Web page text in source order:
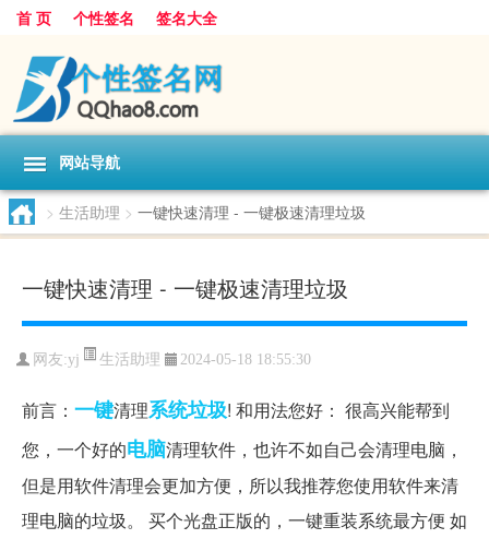
首 页 个性签名 签名大全
网站导航
> 生活助理 > 一键快速清理 - 一键极速清理垃圾
一键快速清理 - 一键极速清理垃圾
网友:yj 生活助理 2024-05-18 18:55:30
前言： 一键清理系统垃圾! 和用法您好： 很高兴能帮到
您，一个好的电脑清理软件，也许不如自己会清理电脑，
但是用软件清理会更加方便，所以我推荐您使用软件来清
理电脑的垃圾。 买个光盘正版的，一键重装系统最方便 如